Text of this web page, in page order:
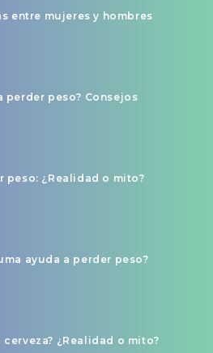
entre mujeres y hombres
perder peso? Consejos
peso: ¿Realidad o mito?
ayuda a perder peso?
¿Realidad o mito?